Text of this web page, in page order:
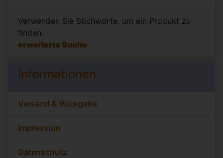
Verwenden Sie Stichworte, um ein Produkt zu
finden.
erweiterte Suche
Informationen
Versand & Rückgabe
Impressum
Datenschutz